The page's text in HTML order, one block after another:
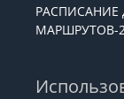
РАСПИСАНИЕ
МАРШРУТОВ-